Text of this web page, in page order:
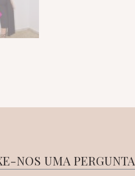
NOS UMA PERGUNTA